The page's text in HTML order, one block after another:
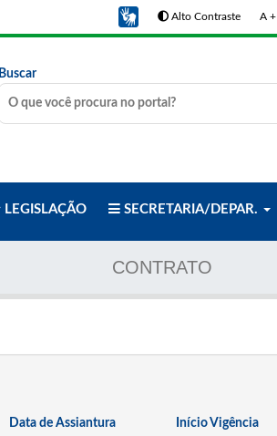
Alto Contraste A +
Buscar
LEGISLAÇÃO SECRETARIA/DEPAR.
CONTRATO
Data de Assiantura Início Vigência